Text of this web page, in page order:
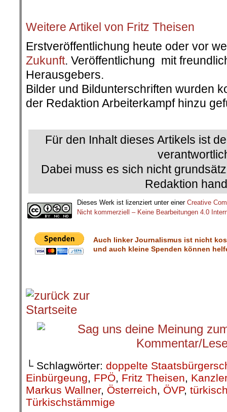
Weitere Artikel von Fritz Theisen
Erstveröffentlichung heute oder vor
Zukunft. Veröffentlichung mit
Herausgebers.
Bilder und Bildunterschriften wurden
der Redaktion Arbeiterkampf hinzu
Für den Inhalt dieses Artikels ist
Dabei muss es sich nicht
Redaktion
Dieses Werk ist lizenziert unter einer Creative
Nicht kommerziell – Keine Bearbeitungen 4.0
Auch linker Journalismus ist nicht
und auch kleine Spenden können
└ Schlagwörter: doppelte
Einbürgeung, FPÖ, Fritz Theisen,
Markus Wallner, Österreich, ÖVP,
Türkischstämmige